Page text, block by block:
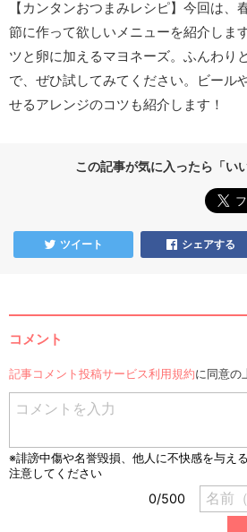
【カンタンおつまみレシピ】今回は、
節に作って欲しいメニューを紹介しま
ツと卵に加えるマヨネーズ。ふんわり
で、ぜひ試してみてください。ビール
せるアレンジのコツも紹介します！
この記事が気に入ったら「い
ツイート シェアする
コメント
記事コメント投稿サービス利用規約に同意の